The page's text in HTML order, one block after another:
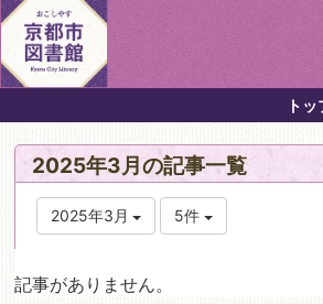
ト
2025年3月の記事一覧
2025年3月 5件
記事がありません。